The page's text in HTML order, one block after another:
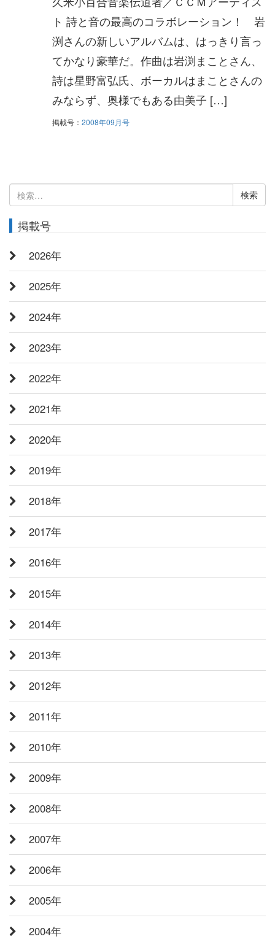
ト 詩と音の最高のコラボレーション！ 岩
渕さんの新しいアルバムは、はっきり言っ
てかなり豪華だ。作曲は岩渕まことさん、
詩は星野富弘氏、ボーカルはまことさんの
みならず、奥様でもある由美子 […]
掲載号： 2008年09月号
検
索:
掲載号
2026年
2025年
2024年
2023年
2022年
2021年
2020年
2019年
2018年
2017年
2016年
2015年
2014年
2013年
2012年
2011年
2010年
2009年
2008年
2007年
2006年
2005年
2004年